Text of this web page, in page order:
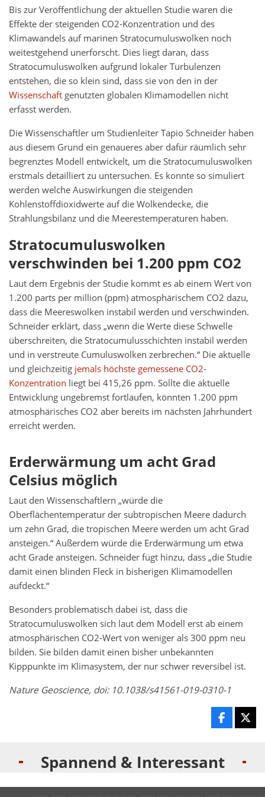
Bis zur Veröffentlichung der aktuellen Studie waren die
Effekte der steigenden CO2-Konzentration und des
Klimawandels auf marinen Stratocumuluswolken noch
weitestgehend unerforscht. Dies liegt daran, dass
Stratocumuluswolken aufgrund lokaler Turbulenzen
entstehen, die so klein sind, dass sie von den in der
Wissenschaftgenutzten globalen Klimamodellen nicht
erfasst werden.
Die Wissenschaftler um Studienleiter Tapio Schneider haben
aus diesem Grund ein genaueres aber dafür räumlich sehr
begrenztes Modell entwickelt, um die Stratocumuluswolken
erstmals detailliert zu untersuchen. Es konnte so simuliert
werden welche Auswirkungen die steigenden
Kohlenstoffdioxidwerte auf die Wolkendecke, die
Strahlungsbilanz und die Meerestemperaturen haben.
Stratocumuluswolken
verschwinden bei 1.200 ppm CO2
Laut dem Ergebnis der Studie kommt es ab einem Wert von
1.200 parts per million (ppm) atmosphärischem CO2 dazu,
dass die Meereswolken instabil werden und verschwinden.
Schneider erklärt, dass „wenn die Werte diese Schwelle
überschreiten, die Stratocumulusschichten instabil werden
und in verstreute Cumuluswolken zerbrechen.“ Die aktuelle
und gleichzeitig jemals höchste gemessene CO2-
Konzentration liegt bei 415,26 ppm. Sollte die aktuelle
Entwicklung ungebremst fortlaufen, könnten 1.200 ppm
atmosphärisches CO2 aber bereits im nächsten Jahrhundert
erreicht werden.
Erderwärmung um acht Grad
Celsius möglich
Laut den Wissenschaftlern „würde die
Oberflächentemperatur der subtropischen Meere dadurch
um zehn Grad, die tropischen Meere werden um acht Grad
ansteigen.“ Außerdem würde die Erderwärmung um etwa
acht Grade ansteigen. Schneider fügt hinzu, dass „die Studie
damit einen blinden Fleck in bisherigen Klimamodellen
aufdeckt.“
Besonders problematisch dabei ist, dass die
Stratocumuluswolken sich laut dem Modell erst ab einem
atmosphärischen CO2-Wert von weniger als 300 ppm neu
bilden. Sie bilden damit einen bisher unbekannten
Kipppunkte im Klimasystem, der nur schwer reversibel ist.
Nature Geoscience, doi: 10.1038/s41561-019-0310-1
Spannend & Interessant